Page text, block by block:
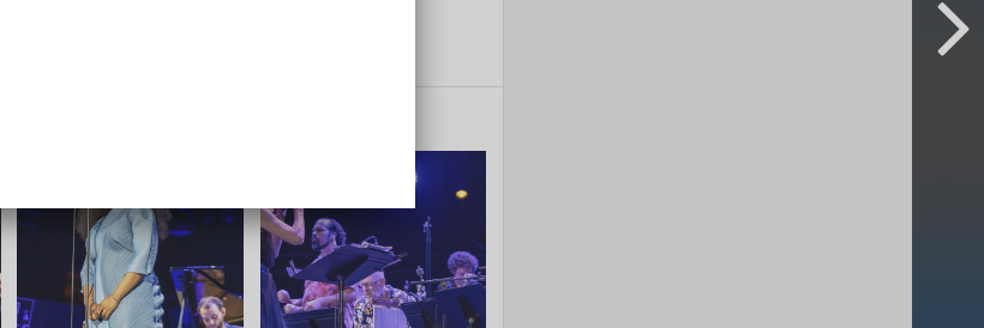
LIRE LA
SUITE
LIRE LA